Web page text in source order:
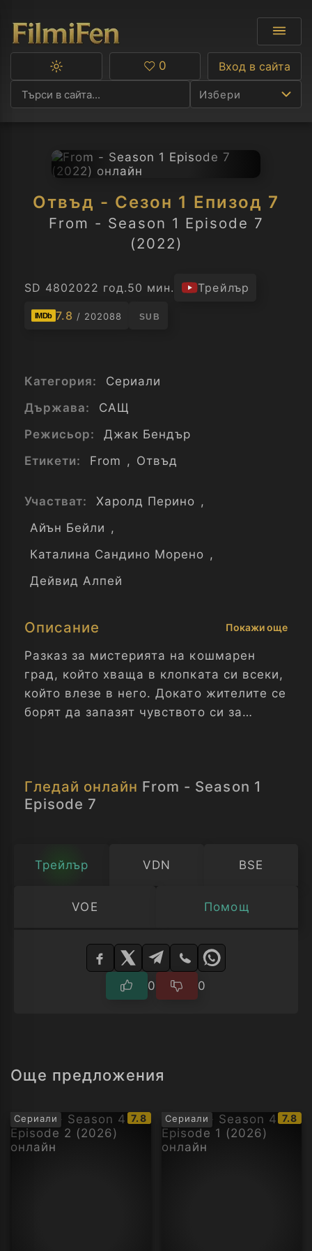
Избери
Ф
А
C
Превключване
тъмна
Любими
0 Вход в сайта
Отвъд - Сезон 1 Епизод 7
From - Season 1 Episode 7
(2022)
SD 4802022 год.50 мин. Трейлър
IMDb 7.8 / 202088 SUB
Категория:
Сериали
Държава:
САЩ
Режисьор:
Джак Бендър
Етикети:
From , Отвъд
Участват: Харолд Перино ,
Айън Бейли ,
Каталина Сандино Морено ,
Дейвид Алпей
Описание Покажи още
Разказ за мистерията на кошмарен
град, който хваща в клопката си всеки,
който влезе в него. Докато жителите се
борят да запазят чувството си за
Отвъд - Сезон 1 Епизод 7
Гледай онлайн From - Season 1
Episode 7
Трейлър VDN BSE
VOE Помощ
Изберете
0 0
Още предложения
Сериали
IMDb
рейтинг:
7.8 Сериали
IMDb
7.8